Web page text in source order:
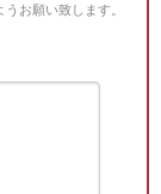
お願い致します。